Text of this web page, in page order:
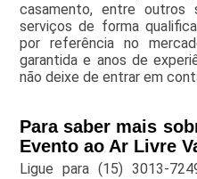
casamento, entre outros
serviços de forma
por referência no
garantida e anos de
não deixe de entrar em
Para saber mais
Evento ao Ar Livre
Ligue para(15) 3013-